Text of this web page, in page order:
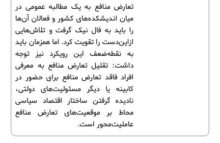
تعارض منافع به یک مطالبه عمومی در
میان اندیشکده‌های کشور و فعالان آن‌ها
را باید به فال نیک گرفت و تلاش‌هایی
ازاین‌دست را تقویت کرد. اما همزمان باید
به نقطه‌ضعف این رویکرد نیز توجه
داشت: تقلیل تعارض منافع به معرفی
افراد فاقد تعارض منافع برای حضور در
کابینه یا دیگر مسئولیت‌های دولتی،
نادیده گرفتن ساختار اقتصاد سیاسی
محاط بر موقعیت‌های تعارض منافع
عاملیت‌محور است.